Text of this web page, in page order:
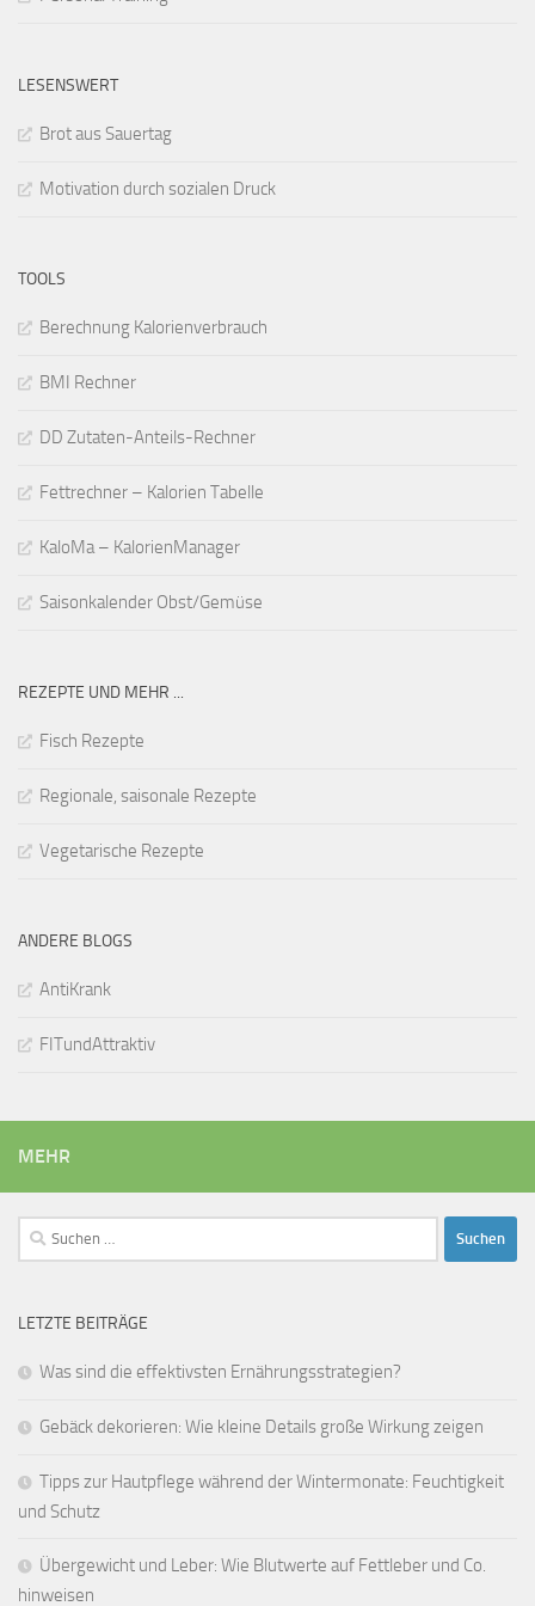
LESENSWERT
Brot aus Sauertag
Motivation durch sozialen Druck
TOOLS
Berechnung Kalorienverbrauch
BMI Rechner
DD Zutaten-Anteils-Rechner
Fettrechner – Kalorien Tabelle
KaloMa – KalorienManager
Saisonkalender Obst/Gemüse
REZEPTE UND MEHR ...
Fisch Rezepte
Regionale, saisonale Rezepte
Vegetarische Rezepte
ANDERE BLOGS
AntiKrank
FITundAttraktiv
MEHR
Suchen
nach:
LETZTE BEITRÄGE
Was sind die effektivsten Ernährungsstrategien?
Gebäck dekorieren: Wie kleine Details große Wirkung zeigen
Tipps zur Hautpflege während der Wintermonate: Feuchtigkeit
und Schutz
Übergewicht und Leber: Wie Blutwerte auf Fettleber und Co.
hinweisen